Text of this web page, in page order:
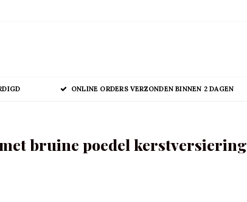
ONLINE ORDERS VERZONDEN BINNEN 2 DAGEN
bruine poedel kerstversiering